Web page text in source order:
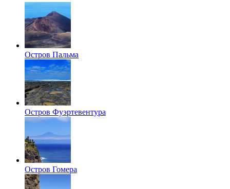
Остров Пальма
Остров Фуэртевентура
Остров Гомера